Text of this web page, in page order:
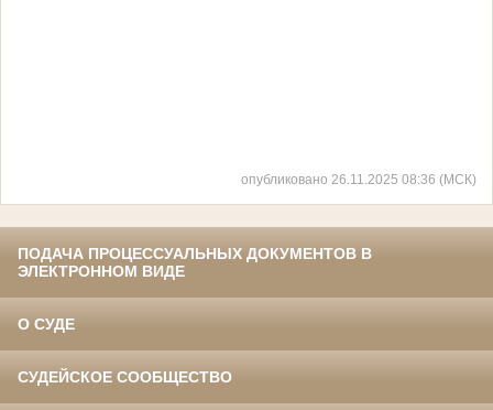
опубликовано 26.11.2025 08:36 (МСК)
ПОДАЧА ПРОЦЕССУАЛЬНЫХ ДОКУМЕНТОВ В
ЭЛЕКТРОННОМ ВИДЕ
О СУДЕ
СУДЕЙСКОЕ СООБЩЕСТВО